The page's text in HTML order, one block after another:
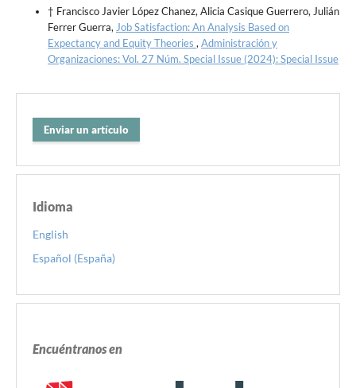
† Francisco Javier López Chanez, Alicia Casique Guerrero, Julián
Ferrer Guerra, Job Satisfaction: An Analysis Based on
Expectancy and Equity Theories , Administración y
Organizaciones: Vol. 27 Núm. Special Issue (2024): Special Issue
Enviar un artículo
Idioma
English
Español (España)
Encuéntranos en